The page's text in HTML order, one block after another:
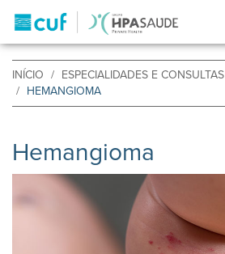
INÍCIO ESPECIALIDADES E CONSULTAS
HEMANGIOMA
Hemangioma